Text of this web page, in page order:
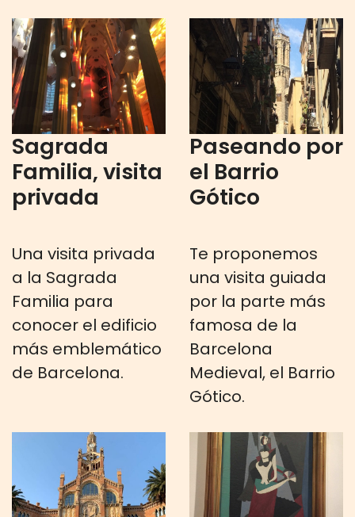
Sagrada
Familia, visita
privada
Una visita privada
a la Sagrada
Familia para
conocer el edificio
más emblemático
de Barcelona.
Paseando por
el Barrio
Gótico
Te proponemos
una visita guiada
por la parte más
famosa de la
Barcelona
Medieval, el Barrio
Gótico.